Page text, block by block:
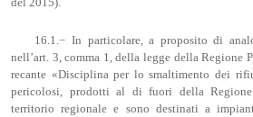
16.1.− In particolare, a proposito di
nell’art. 3, comma 1, della legge della Regione
recante «Disciplina per lo smaltimento dei
pericolosi, prodotti al di fuori della
territorio regionale e sono destinati a